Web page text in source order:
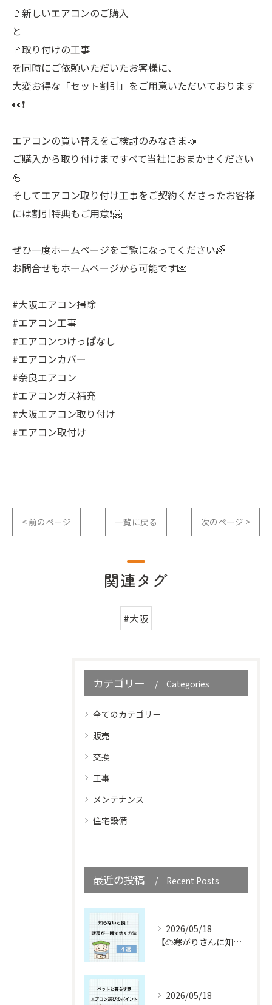
🚩新しいエアコンのご購入
と
🚩取り付けの工事
を同時にご依頼いただいたお客様に、
大変お得な「セット割引」をご用意いただいております
👀❗️
エアコンの買い替えをご検討のみなさま📣
ご購入から取り付けまですべて当社におまかせください
💪
そしてエアコン取り付け工事をご契約くださったお客様
には割引特典もご用意❗️🤗
ぜひ一度ホームページをご覧になってください🌈
お問合せもホームページから可能です💌
#大阪エアコン掃除
#エアコン工事
#エアコンつけっぱなし
#エアコンカバー
#奈良エアコン
#エアコンガス補充
#大阪エアコン取り付け
#エアコン取付け
< 前のページ 一覧に戻る 次のページ >
関連タグ
#大阪
カテゴリー Categories
全てのカテゴリー
販売
交換
工事
メンテナンス
住宅設備
最近の投稿 Recent Posts
2026/05/18
【☁️寒がりさんに知ってほしい☁️】
2026/05/18